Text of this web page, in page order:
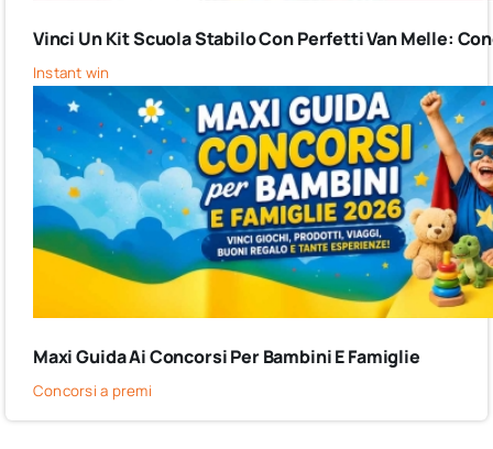
Vinci Un Kit Scuola Stabilo Con Perfetti Van Melle:
Instant win
Maxi Guida Ai Concorsi Per Bambini E Famiglie
Concorsi a premi